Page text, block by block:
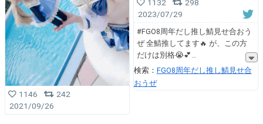
1146
242
2021/09/26
1132
298
2023/07/29
#FGO8周年だし推し鯖見せ合おう
ぜ 全鯖推してます🔥 が、この方
だけは別格😭💕
検索： FGO8周年だし推し鯖見せ合
おうぜ